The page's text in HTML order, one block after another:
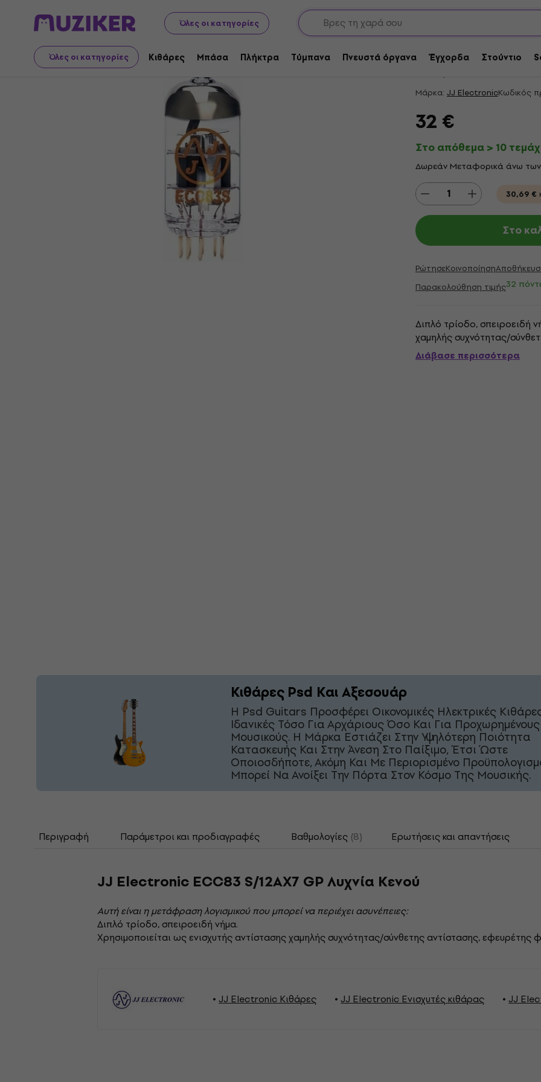
Όλες οι κατηγορίες
Όλες οι κατηγορίες Κιθάρες Μπάσα Πλήκτρα Τύμπανα Πνευστά όργανα Έγχορδα Στούντιο
Μουσικά όργανα Κιθάρες Ενισχυτές κιθάρας
Λάμπες
Έκπτωση λόγο ποσότητας
JJ Electronic ECC83
Μάρκα: JJ ElectronicΚωδικός
32 €
Στο απόθεμα > 10
Δωρεάν Μεταφορικά άνω
30,69 €
Στο
ΡώτησεΚοινοποίηση
Παρακολούθηση τιμής32
Διπλό τρίοδο, σπειροειδή
χαμηλής συχνότητας/
Διάβασε περισσότερα
Κιθάρες Psd Και Αξεσουάρ
Η Psd Guitars Προσφέρει Οικονομικές Ηλεκτρικές
Ιδανικές Τόσο Για Αρχάριους Όσο Και Για Προχωρημένους
Μουσικούς. Η Μάρκα Εστιάζει Στην Υψηλότερη Ποιότητα
Κατασκευής Και Στην Άνεση Στο Παίξιμο, Έτσι Ώστε
Οποιοσδήποτε, Ακόμη Και Με Περιορισμένο
Μπορεί Να Ανοίξει Την Πόρτα Στον Κόσμο Της Μουσικής.
Περιγραφή Παράμετροι και προδιαγραφές Βαθμολογίες (8) Ερωτήσεις και απαντήσεις
JJ Electronic ECC83 S/12AX7 GP Λυχνία Κενού
Αυτή είναι η μετάφραση λογισμικού που μπορεί να περιέχει ασυνέπειες:
Διπλό τρίοδο, σπειροειδή νήμα.
Χρησιμοποιείται ως ενισχυτής αντίστασης χαμηλής συχνότητας/σύνθετης αντίστασης,
JJ Electronic Κιθάρες JJ Electronic Ενισχυτές κιθάρας JJ